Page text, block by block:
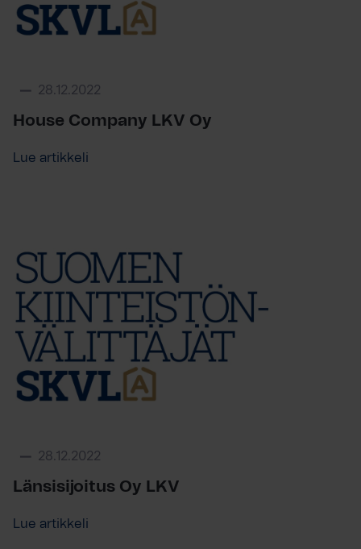
28.12.2022
House Company LKV Oy
Lue artikkeli
28.12.2022
Länsisijoitus Oy LKV
Lue artikkeli